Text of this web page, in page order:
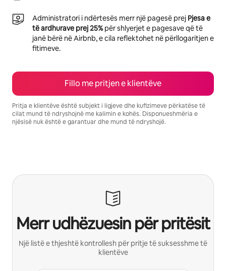
Administratori i ndërtesës merr një pagesë prej Pjesa e
të ardhurave prej 25%për shlyerjet e pagesave që të
janë bërë në Airbnb, e cila reflektohet në përllogaritjen e
fitimeve.
Fillo me pritjen e klientëve
Pritja e klientëve është subjekt i ligjeve dhe kufizimeve përkatëse të
cilat mund të ndryshojnë me kalimin e kohës. Disponueshmëria e
njësisë nuk është e garantuar dhe mund të ndryshojë.
Merr udhëzuesin për pritësit
Një listë e thjeshtë kontrollesh për pritje të suksesshme të
klientëve